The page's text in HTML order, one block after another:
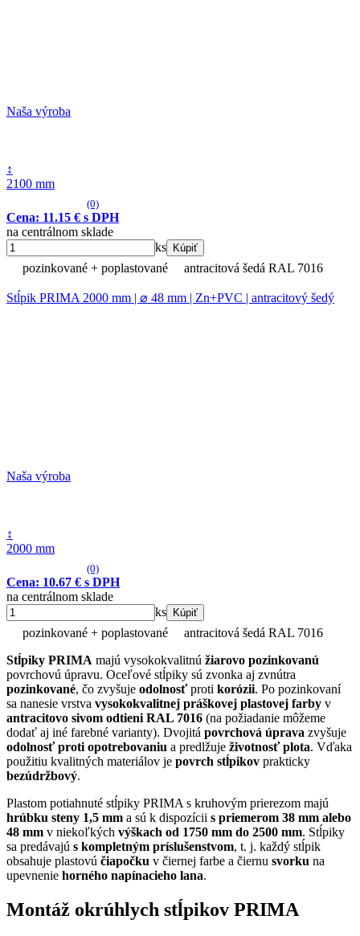
Naša výroba
↕
2100 mm
(0)
Cena: 11.15 € s DPH
na centrálnom sklade
ks
Kúpiť
pozinkované + poplastované antracitová šedá RAL 7016
Stĺpik PRIMA 2000 mm | ⌀ 48 mm | Zn+PVC | antracitový šedý
Naša výroba
↕
2000 mm
(0)
Cena: 10.67 € s DPH
na centrálnom sklade
ks
Kúpiť
pozinkované + poplastované
antracitová šedá RAL 7016
Stĺpiky PRIMA majú vysokokvalitnú žiarovo pozinkovanú
povrchovú úpravu. Oceľové stĺpiky sú zvonka aj zvnútra
pozinkované, čo zvyšuje odolnosťproti korózii. Po pozinkovaní
sa nanesie vrstva vysokokvalitnej práškovej plastovej farby v
antracitovo sivom odtieni RAL 7016 (na požiadanie môžeme
dodať aj iné farebné varianty). Dvojitá povrchová úprava zvyšuje
odolnosť proti opotrebovaniu a predlžuje životnosť plota. Vďaka
použitiu kvalitných materiálov je povrch stĺpikov prakticky
bezúdržbový.
Plastom potiahnuté stĺpiky PRIMA s kruhovým prierezom majú
hrúbku steny 1,5 mm a sú k dispozícii s priemerom 38 mm alebo
48 mm v niekoľkých výškach od 1750 mm do 2500 mm. Stĺpiky
sa predávajú s kompletným príslušenstvom, t. j. každý stĺpik
obsahuje plastovú čiapočku v čiernej farbe a čiernu svorku na
upevnenie horného napínacieho lana.
Montáž okrúhlych stĺpikov PRIMA